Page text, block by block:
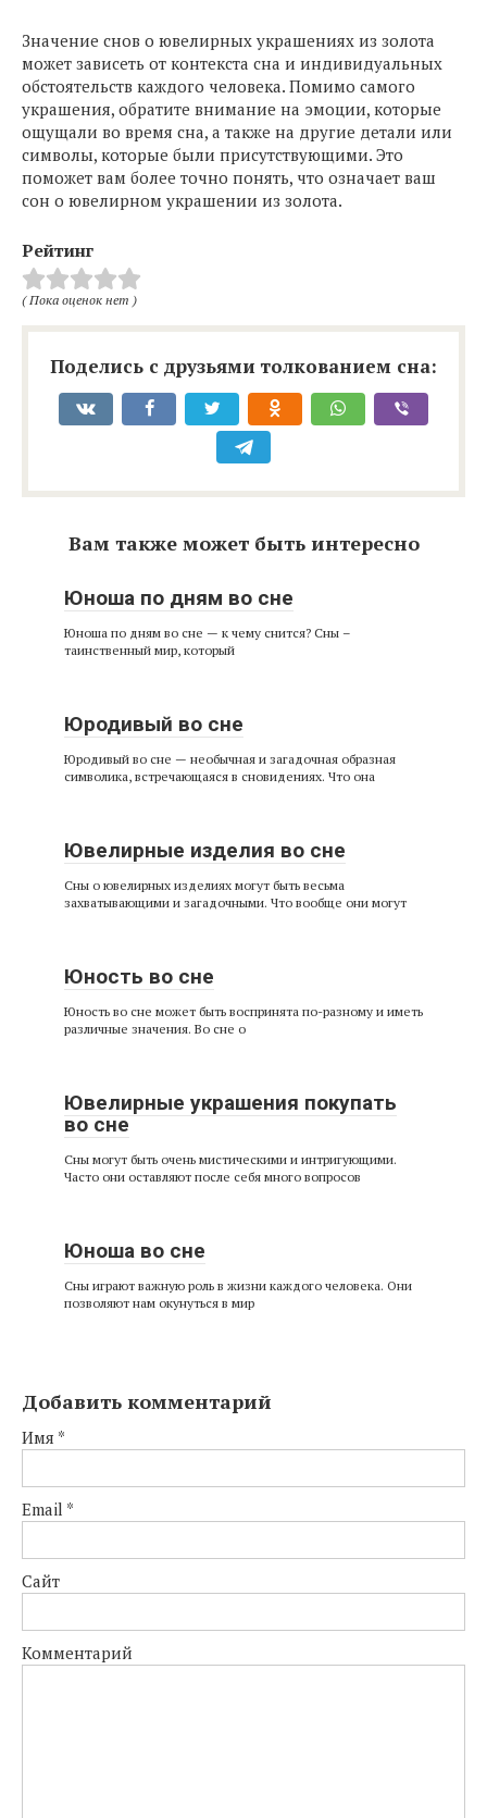
Значение снов о ювелирных украшениях из золота
может зависеть от контекста сна и индивидуальных
обстоятельств каждого человека. Помимо самого
украшения, обратите внимание на эмоции, которые
ощущали во время сна, а также на другие детали или
символы, которые были присутствующими. Это
поможет вам более точно понять, что означает ваш
сон о ювелирном украшении из золота.
Рейтинг
( Пока оценок нет )
Поделись с друзьями толкованием сна:
Вам также может быть интересно
Юноша по дням во сне
Юноша по дням во сне — к чему снится? Сны –
таинственный мир, который
Юродивый во сне
Юродивый во сне — необычная и загадочная образная
символика, встречающаяся в сновидениях. Что она
Ювелирные изделия во сне
Сны о ювелирных изделиях могут быть весьма
захватывающими и загадочными. Что вообще они могут
Юность во сне
Юность во сне может быть воспринята по-разному и иметь
различные значения. Во сне о
Ювелирные украшения покупать
во сне
Сны могут быть очень мистическими и интригующими.
Часто они оставляют после себя много вопросов
Юноша во сне
Сны играют важную роль в жизни каждого человека. Они
позволяют нам окунуться в мир
Добавить комментарий
Имя *
Email *
Сайт
Комментарий